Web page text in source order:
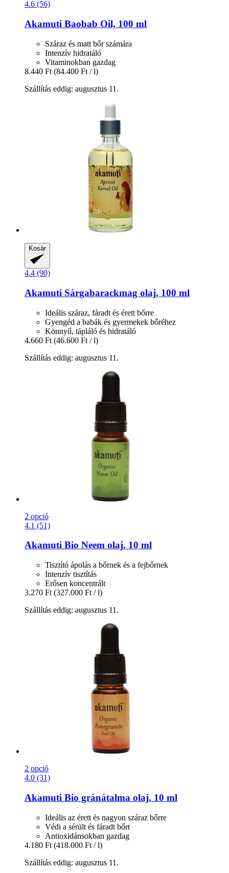
4.6 (56)
Akamuti Baobab Oil, 100 ml
Száraz és matt bőr számára
Intenzív hidratáló
Vitaminokban gazdag
8.440 Ft (84.400 Ft / l)
Szállítás eddig: augusztus 11.
Kosár
4.4 (90)
Akamuti Sárgabarackmag olaj, 100 ml
Ideális száraz, fáradt és érett bőrre
Gyengéd a babák és gyermekek bőréhez
Könnyű, tápláló és hidratáló
4.660 Ft (46.600 Ft / l)
Szállítás eddig: augusztus 11.
2 opció
4.1 (51)
Akamuti Bio Neem olaj, 10 ml
Tisztító ápolás a bőrnek és a fejbőrnek
Intenzív tisztítás
Erősen koncentrált
3.270 Ft (327.000 Ft / l)
Szállítás eddig: augusztus 11.
2 opció
4.0 (31)
Akamuti Bio gránátalma olaj, 10 ml
Ideális az érett és nagyon száraz bőrre
Védi a sérült és fáradt bőrt
Antioxidánsokban gazdag
4.180 Ft (418.000 Ft / l)
Szállítás eddig: augusztus 11.